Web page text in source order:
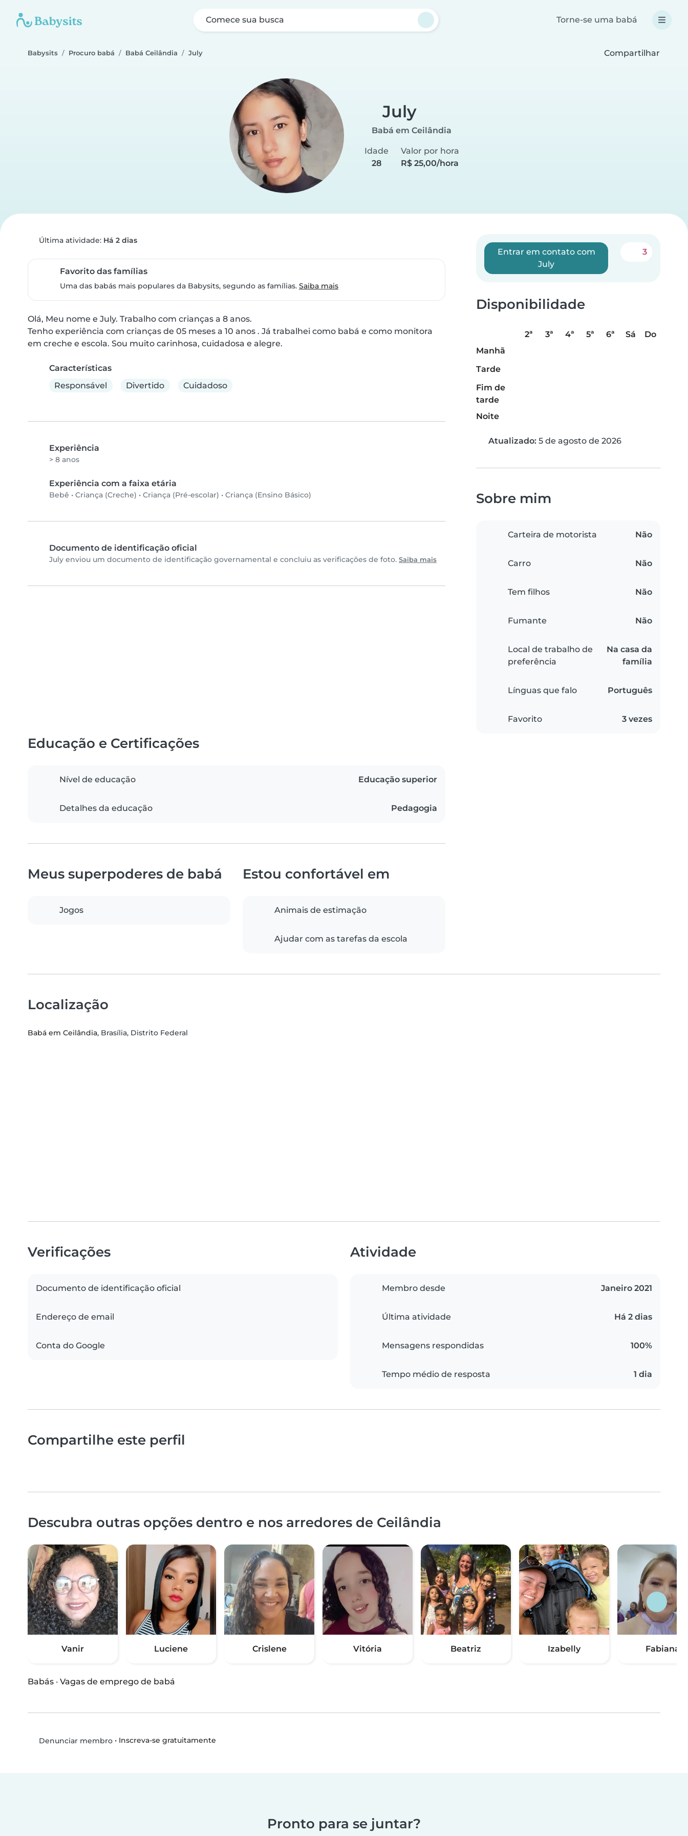
Comece sua busca Torne-se uma babá
Babysits Procuro babá Babá Ceilândia July Compartilhar
July
Babá em Ceilândia
Idade
28
Valor por hora
R$ 25,00/hora
Última atividade: Há 2 dias
Favorito das famílias
Uma das babás mais populares da Babysits, segundo as famílias. Saiba mais
Olá, Meu nome e July. Trabalho com crianças a 8 anos.
Tenho experiência com crianças de 05 meses a 10 anos . Já trabalhei como babá e como monitora
em creche e escola. Sou muito carinhosa, cuidadosa e alegre.
Características
Responsável
Divertido Cuidadoso
Experiência
> 8 anos
Experiência com a faixa etária
Bebê • Criança (Creche) • Criança (Pré-escolar) • Criança (Ensino Básico)
Documento de identificação oficial
July enviou um documento de identificação governamental e concluiu as verificações de foto. Saiba mais
Entrar em contato com
July
3
Disponibilidade
2ª 3ª 4ª 5ª 6ª Sá
Do
Manhã
Tarde
Fim de
tarde
Noite
Atualizado: 5 de agosto de 2026
Sobre mim
Carteira de motorista Não
Carro Não
Tem filhos Não
Fumante Não
Local de trabalho de
preferência
Na casa da
família
Línguas que falo Português
Favorito 3 vezes
Educação e Certificações
Nível de educação Educação superior
Detalhes da educação Pedagogia
Meus superpoderes de babá
Jogos
Estou confortável em
Animais de estimação
Ajudar com as tarefas da escola
Localização
Babá em Ceilândia, Brasília, Distrito Federal
Verificações
Documento de identificação oficial
Endereço de email
Conta do Google
Atividade
Membro desde Janeiro 2021
Última atividade Há 2 dias
Mensagens respondidas 100%
Tempo médio de resposta 1 dia
Compartilhe este perfil
Descubra outras opções dentro e nos arredores de Ceilândia
Vanir Luciene Crislene Vitória Beatriz Izabelly Fabiana
Babás · Vagas de emprego de babá
Denunciar membro• Inscreva-se gratuitamente
Pronto para se juntar?